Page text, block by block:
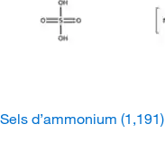
Sels d’ammonium (1,191)